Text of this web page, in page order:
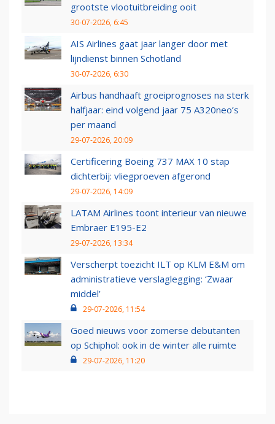
grootste vlootuitbreiding ooit
30-07-2026, 6:45
AIS Airlines gaat jaar langer door met
lijndienst binnen Schotland
30-07-2026, 6:30
Airbus handhaaft groeiprognoses na sterk
halfjaar: eind volgend jaar 75 A320neo’s
per maand
29-07-2026, 20:09
Certificering Boeing 737 MAX 10 stap
dichterbij: vliegproeven afgerond
29-07-2026, 14:09
LATAM Airlines toont interieur van nieuwe
Embraer E195-E2
29-07-2026, 13:34
Verscherpt toezicht ILT op KLM E&M om
administratieve verslaglegging: ‘Zwaar
middel’
29-07-2026, 11:54
Goed nieuws voor zomerse debutanten
op Schiphol: ook in de winter alle ruimte
29-07-2026, 11:20